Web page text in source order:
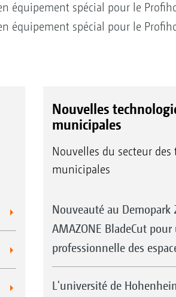
équipement spécial pour le
équipement spécial pour le
Nouvelles
municipales
Nouvelles du secteur des
municipales
Nouveauté au Demopark
AMAZONE BladeCut
professionnelle des
L'université de